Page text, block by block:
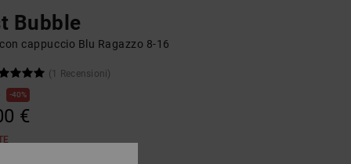
Bubble
cappuccio Blu Ragazzo 8-16
(1 Recensioni)
40%
€